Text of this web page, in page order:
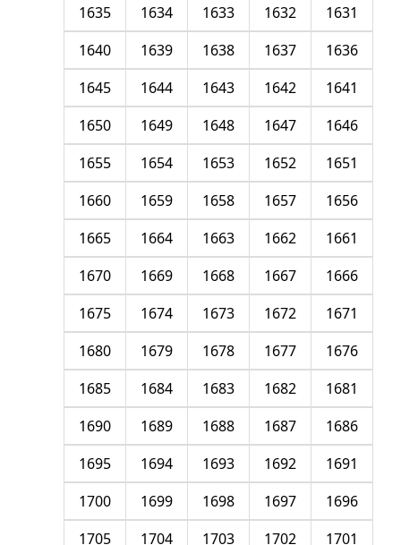
1631
1632
1633
1634
1635
1636
1637
1638
1639
1640
1641
1642
1643
1644
1645
1646
1647
1648
1649
1650
1651
1652
1653
1654
1655
1656
1657
1658
1659
1660
1661
1662
1663
1664
1665
1666
1667
1668
1669
1670
1671
1672
1673
1674
1675
1676
1677
1678
1679
1680
1681
1682
1683
1684
1685
1686
1687
1688
1689
1690
1691
1692
1693
1694
1695
1696
1697
1698
1699
1700
1701
1702
1703
1704
1705